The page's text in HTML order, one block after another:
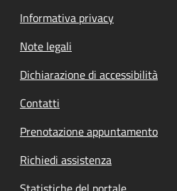
Informativa privacy
Note legali
Dichiarazione di accessibilità
Contatti
Prenotazione appuntamento
Richiedi assistenza